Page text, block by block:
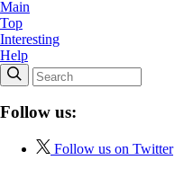
Main
Top
Interesting
Help
Follow us:
Follow us on Twitter